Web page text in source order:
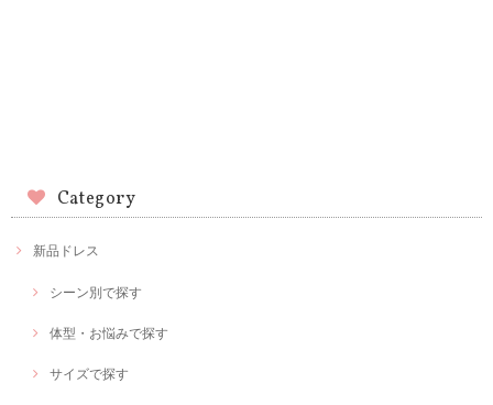
Category
新品ドレス
シーン別で探す
体型・お悩みで探す
サイズで探す